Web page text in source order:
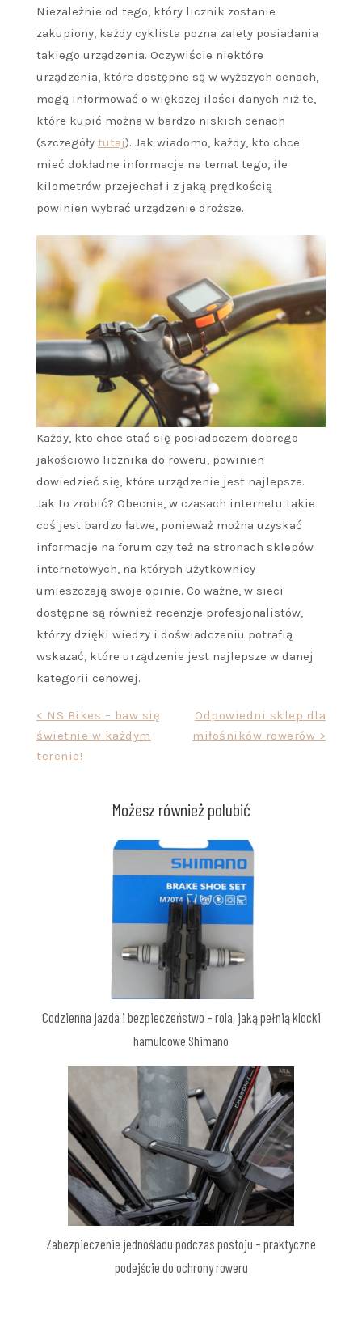
Niezależnie od tego, który licznik zostanie
zakupiony, każdy cyklista pozna zalety posiadania
takiego urządzenia. Oczywiście niektóre
urządzenia, które dostępne są w wyższych cenach,
mogą informować o większej ilości danych niż te,
które kupić można w bardzo niskich cenach
(szczegóły tutaj). Jak wiadomo, każdy, kto chce
mieć dokładne informacje na temat tego, ile
kilometrów przejechał i z jaką prędkością
powinien wybrać urządzenie droższe.
Każdy, kto chce stać się posiadaczem dobrego
jakościowo licznika do roweru, powinien
dowiedzieć się, które urządzenie jest najlepsze.
Jak to zrobić? Obecnie, w czasach internetu takie
coś jest bardzo łatwe, ponieważ można uzyskać
informacje na forum czy też na stronach sklepów
internetowych, na których użytkownicy
umieszczają swoje opinie. Co ważne, w sieci
dostępne są również recenzje profesjonalistów,
którzy dzięki wiedzy i doświadczeniu potrafią
wskazać, które urządzenie jest najlepsze w danej
kategorii cenowej.
Nawigacja
wpisu
< NS Bikes – baw się
świetnie w każdym
terenie!
Odpowiedni sklep dla
miłośników rowerów >
Możesz również polubić
Codzienna jazda i bezpieczeństwo – rola, jaką pełnią klocki
hamulcowe Shimano
Zabezpieczenie jednośladu podczas postoju – praktyczne
podejście do ochrony roweru